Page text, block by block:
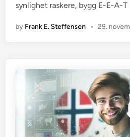
n
synlighet raskere, bygg E-E-A-
by Frank E. Steffensen • 29.